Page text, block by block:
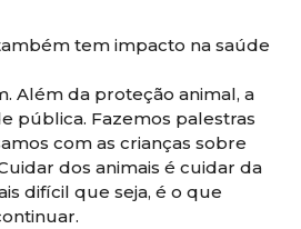
tem impacto na saúde
Além da proteção animal, a
pública. Fazemos palestras
com as crianças sobre
dos animais é cuidar da
difícil que seja, é o que